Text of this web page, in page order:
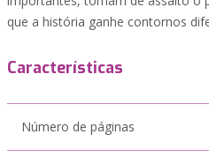
que a história ganhe contornos
Características
Número de páginas